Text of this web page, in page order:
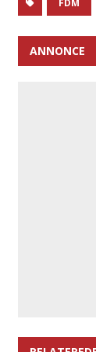
FDM
ANNONCE